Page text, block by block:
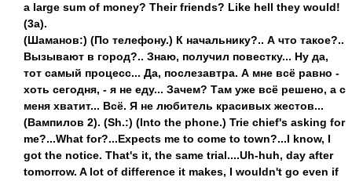
a large sum of money? Their friends? Like hell they would!
(3a).
(Шаманов:) (По телефону.) К начальнику?.. А что такое?..
Вызывают в город?.. Знаю, получил повестку... Ну да,
тот самый процесс... Да, послезавтра. А мне всё равно -
хоть сегодня, - я не еду... Зачем? Там уже всё решено, а с
меня хватит... Всё. Я не любитель красивых жестов...
(Вампилов 2). (Sh.:) (Into the phone.) Trie chief's asking for
me?...What for?...Expects me to come to town?...I know, I
got the notice. That's it, the same trial....Uh-huh, day after
tomorrow. A lot of difference it makes, I wouldn't go even if